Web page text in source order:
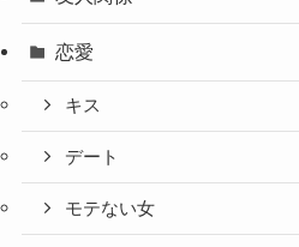
恋愛
キス
デート
モテない女